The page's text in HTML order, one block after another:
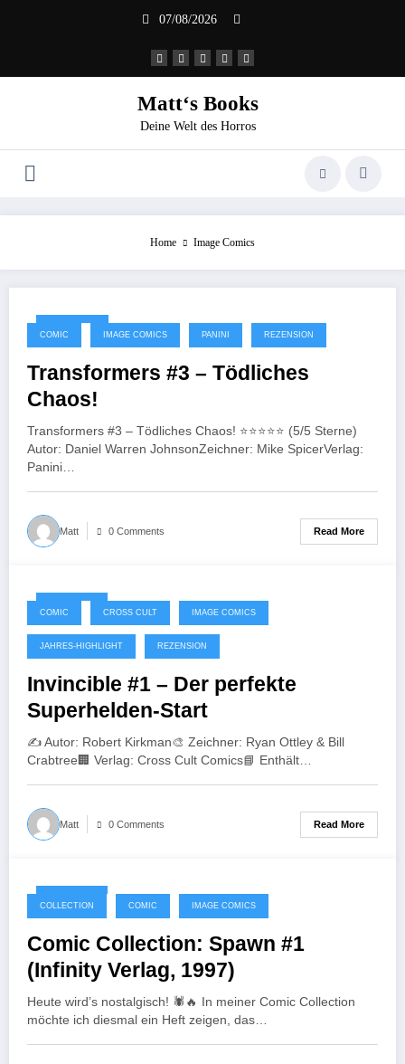
07/08/2026
Matt‘s Books
Deine Welt des Horros
Home Image Comics
14/01/2026
COMIC IMAGE COMICS PANINI REZENSION
Transformers #3 – Tödliches
Chaos!
Transformers #3 – Tödliches Chaos! ⭐️⭐️⭐️⭐️⭐️ (5/5 Sterne)
Autor: Daniel Warren JohnsonZeichner: Mike SpicerVerlag:
Panini…
Matt 0 Comments Read More
04/11/2025
COMIC CROSS CULT IMAGE COMICS
JAHRES-HIGHLIGHT REZENSION
Invincible #1 – Der perfekte
Superhelden-Start
✍️ Autor: Robert Kirkman🎨 Zeichner: Ryan Ottley & Bill
Crabtree🏢 Verlag: Cross Cult Comics📘 Enthält…
Matt 0 Comments Read More
11/10/2025
COLLECTION COMIC IMAGE COMICS
Comic Collection: Spawn #1
(Infinity Verlag, 1997)
Heute wird’s nostalgisch! 🕷️🔥 In meiner Comic Collection
möchte ich diesmal ein Heft zeigen, das…